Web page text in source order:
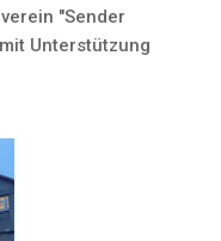
"Sender
Unterstützung